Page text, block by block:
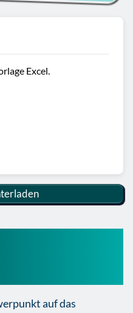
Excel.
auf das